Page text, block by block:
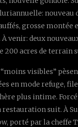
nouveau
grosse montée
venir: deux
200 acres de terrain
visibles”
en mode refuge,
plus intime.
restauration suit. À
porté par la cheffe